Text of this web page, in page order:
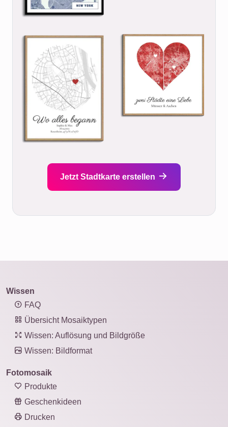
Jetzt Stadtkarte erstellen
Wissen
FAQ
Übersicht Mosaiktypen
Wissen: Auflösung und Bildgröße
Wissen: Bildformat
Fotomosaik
Produkte
Geschenkideen
Drucken